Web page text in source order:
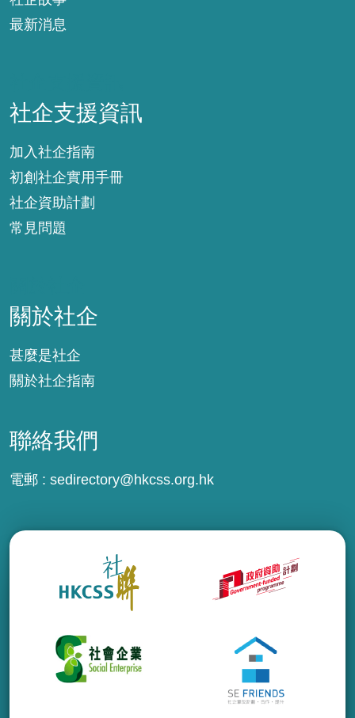
最新消息
社企支援資訊
加入社企指南
初創社企實用手冊
社企資助計劃
常見問題
關於社企
甚麼是社企
關於社企指南
聯絡我們
電郵 : sedirectory@hkcss.org.hk